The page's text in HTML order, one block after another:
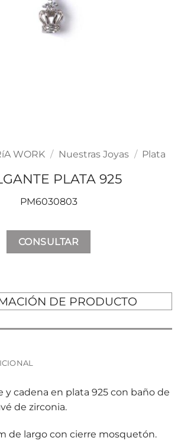
WORK / Nuestras Joyas / Plata
PLATA 925
PM6030803
CONSULTAR
DE PRODUCTO
y cadena en plata 925 con baño de
de zirconia.
de largo con cierre mosquetón.